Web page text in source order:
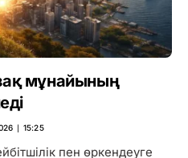
мұнайының
∣ 15:25
пен өркендеуге